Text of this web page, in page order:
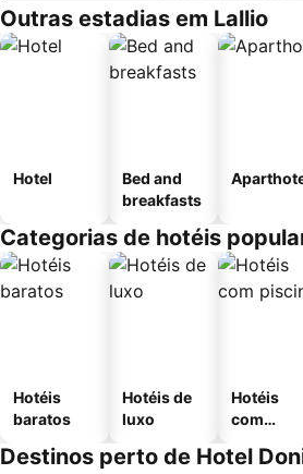
Outras estadias em Lallio
Hotel
Bed and
breakfasts
Categorias de hotéis
Hotéis
baratos
Hotéis de
luxo
Hotéis
com
Destinos perto de Hotel